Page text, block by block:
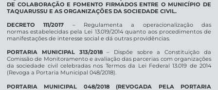
DE COLABORAÇÃO E FOMENTO FIRMADOS ENTRE O MUNICÍPIO DE
TAQUARUSSU E AS ORGANIZAÇÕES DA SOCIEDADE CIVIL.
DECRETO 111/2017 – Regulamenta a operacionalização das
normas estabelecidas pela Lei 13.019/2014 quanto aos procedimentos de
manifestações de interesse social e dá outras providências.
PORTARIA MUNICIPAL 313/2018
– Dispõe sobre a Constituição da
Comissão de Monitoramento e avaliação das parcerias com organizações
da sociedade civil celebradas nos Termos da Lei Federal 13.019 de 2014
(Revoga a Portaria Municipal 048/2018).
PORTARIA MUNICIPAL 048/2018 (REVOGADA PELA PORTARIA